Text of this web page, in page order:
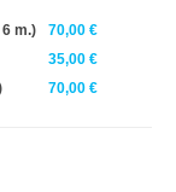
m.)
70,00 €
35,00 €
70,00 €